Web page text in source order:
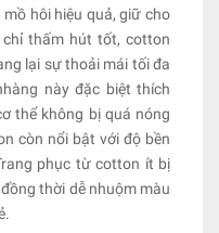
hôi hiệu quả, giữ cho
thấm hút tốt, cotton
lại sự thoải mái tối đa
này đặc biệt thích
thể không bị quá nóng
còn nổi bật với độ bền
phục từ cotton ít bị
thời dễ nhuộm màu